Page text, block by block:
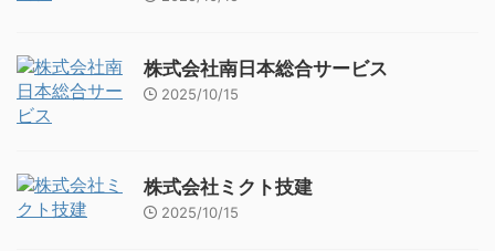
株式会社南日本総合サービス
2025/10/15
株式会社ミクト技建
2025/10/15